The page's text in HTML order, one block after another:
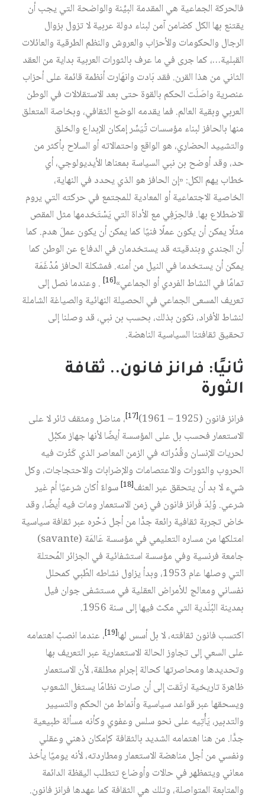
فالحركة الجماعية هي المقدمة البيِّنة والواضحة التي يجب أن
يقتنع بها الكل كضامن آمن لبناء دولة عربية لا تزول بزوال
الرجال والحكومات والأحزاب والعروش والنظم الطرقية والعائلات
القبلية…، كما جرى في ما عرف بالثورات العربية بداية من العقد
الثاني من هذا القرن. فقد بَادت وانهَارت أنظمة قائمة على أحزاب
عنصرية واصَلَت الحكم بالقوة حتى بعد الاستقلالات في الوطن
العربي وبقية العالم. فما يقدمه الوضع الثقافي، وبخاصة المتعلق
منها بالحافز لبناء مؤسسات تُيَسِّر إمكان الإبداع والخلق
والتشييد الحضاري، هو الواقع واحتمالاته أو السلاح بأكثر من
حد، وقد أوضح بن نبي السياسة بمعناها الأيديولوجي، أي
خطاب يهم الكل: «إن الحافز هو الذي يحدد في النهاية،
الخاصية الاجتماعية أو المعادية للمجتمع في حركته التي يروم
الاضطلاع بها. فالحِرَفِي مع الأداة التي يَسْتَخدمها مثل المقص
مثلًا يمكن أن يكون عملًا فنيًا كما يمكن أن يكون عملَ هدم. كما
أن الجندي وبندقيته قد يستخدمان في الدفاع عن الوطن كما
يمكن أن يستخدما في النيل من أمنه. فمشكلة الحافز مُدْغَمَة
تمامًا في النشاط الفردي أو الجماعي»[16]
. وعندما نصل إلى
تعريف المسعى الجماعي في الحصيلة النهائية والصياغة الشاملة
لنشاط الأفراد، نكون بذلك، بحسب بن نبي، قد وصلنا إلى
تحقيق ثقافتنا السياسية الناهضة.
ثانيًا: فرانز فانون.. ثقافة
الثورة
فرانز فانون (1925 – 1961)
[17]
، مناضل ومثقف ثائر لا على
الاستعمار فحسب بل على المؤسسة أيضًا لأنها جهاز مكبِّل
لحريات الإنسان وقُدُراته في الزمن المعاصر الذي كَثُرت فيه
الحروب والثورات والاعتصامات والإضرابات والاحتجاجات، وكل
شيء لا بد أن يتحقق عبر العنف[18]
سواءٌ أكان شرعيًا أم غير
شرعي. وُلِدَ فَرانز فانون في زمن الاستعمار ومات فيه أيضًا، وقد
خاض تجربة ثقافية رائعة جدًّا من أجل دَحْره عبر ثقافة سياسية
امتلكها من مساره التعليمي في مؤسسة عَالمَة (savante)
جامعة فرنسية وفي مؤسسة استشفائية في الجزائر المُحتلة
التي وصلها عام 1953، وبدأ يزاول نشاطه الطّبي كمحلل
نفساني ومعالج للأمراض العقلية في مستشفى جوان فيل
بمدينة البُلَدية التي مكث فيها إلى سنة 1956.
اكتسب فانون ثقافته، لا بل أسس لها[19]
، عندما انصبّ اهتمامه
على السعي إلى تجاوز الحالة الاستعمارية عبر التعريف بها
وتحديدها ومحاصرتها كحالة إجرام مطلقة، لأن الاستعمار
ظاهرة تاريخية ارتَقت إلى أن صارت نظامًا يستغل الشعوب
ويسحقها عبر قواعد سياسية وأنماط من الحكم والتسيير
والتدبير، يَأُتِيه على نحو سلس وعفوي وكأنه مسألة طبيعية
جدًّا. من هنا اهتمامه الشديد بالثقافة كإمكان ذهني وعقلي
ونفسي من أجل مناهضة الاستعمار ومطاردته، لأنه يوميًا يأخذ
معاني ويتمظهر في حالات وأوضاع تتطلب اليقظة الدائمة
والمتابعة المتواصلة، وتلك هي الثقافة كما عهدها فرانز فانون.